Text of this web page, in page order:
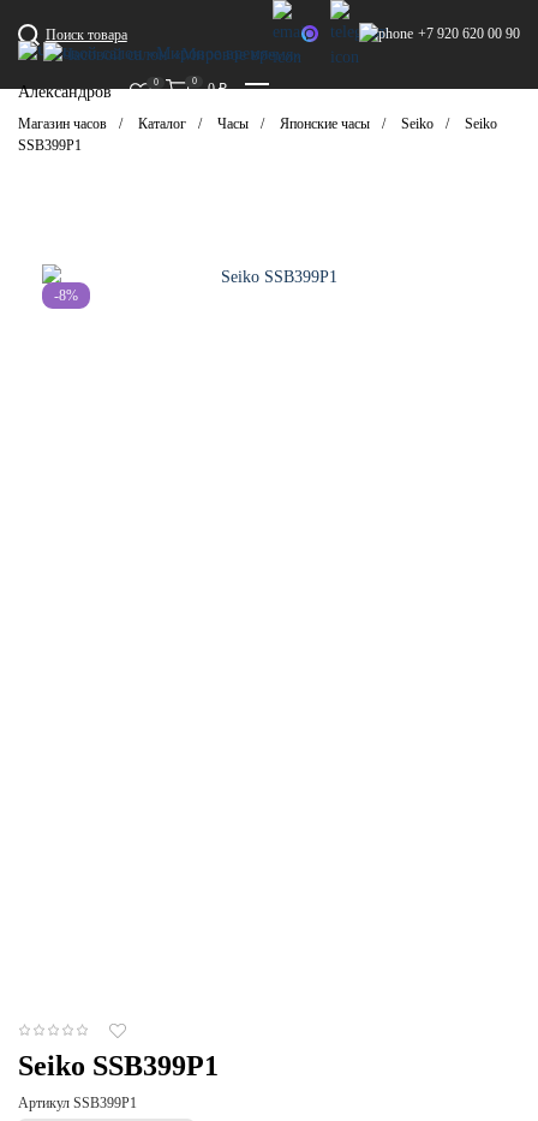
Поиск товара +7 920 620 00 90
Александров
0 0 0 ₽
Магазин часов Каталог Часы Японские часы Seiko
Seiko
SSB399P1
-8%
Seiko SSB399P1
Артикул SSB399P1